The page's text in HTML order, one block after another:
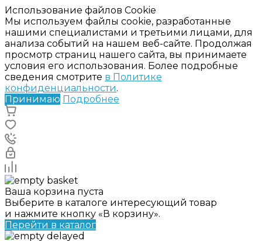
Использование файлов Cookie
Мы используем файлы cookie, разработанные
нашими специалистами и третьими лицами, для
анализа событий на нашем веб-сайте. Продолжая
просмотр страниц нашего сайта, вы принимаете
условия его использования. Более подробные
сведения смотрите в Политике
конфиденциальности.
Принимаю Подробнее
Ваша корзина пуста
Выберите в каталоге интересующий товар
и нажмите кнопку «В корзину».
Перейти в каталог